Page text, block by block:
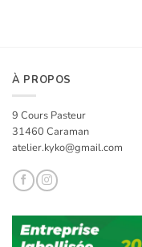
À PROPOS
9 Cours Pasteur
31460 Caraman
atelier.kyko@gmail.com